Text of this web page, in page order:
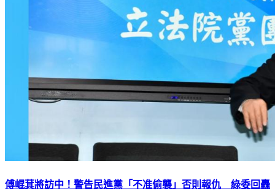
傅崐萁將訪中！警告民進黨「不准偷襲」否則報仇 綠委回轟